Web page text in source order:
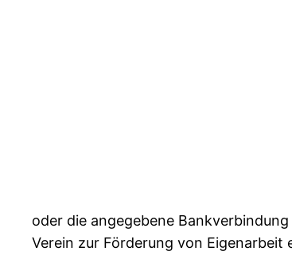
oder die angegebene
Verein zur Förderung von Eigenarbeit